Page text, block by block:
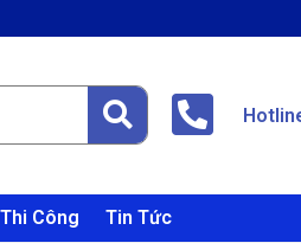
Công Tin Tức